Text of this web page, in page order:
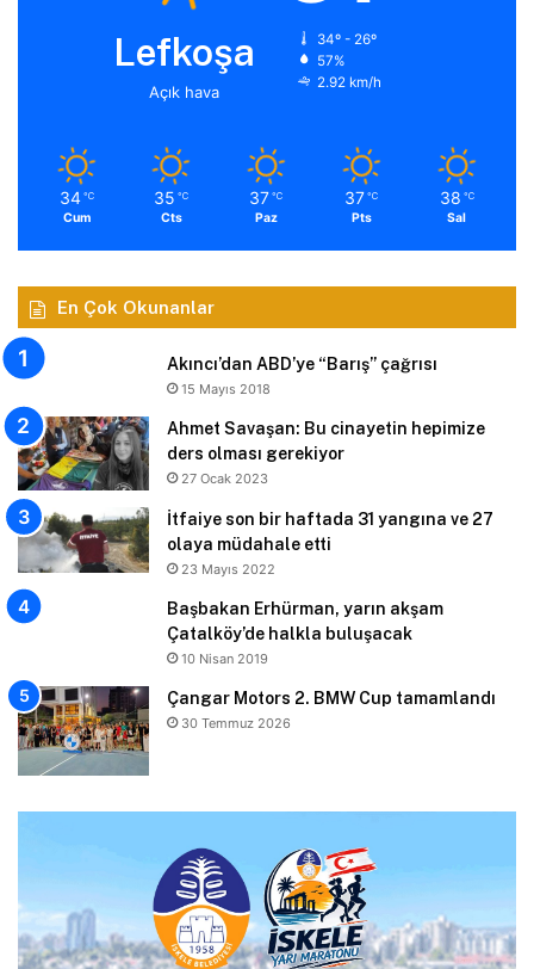
Lefkoşa
Açık hava
34º - 26º
57%
2.92 km/h
34 ℃
Cum
35 ℃
Cts
37 ℃
Paz
37 ℃
Pts
38 ℃
Sal
En Çok Okunanlar
Akıncı’dan ABD’ye “Barış” çağrısı
15 Mayıs 2018
Ahmet Savaşan: Bu cinayetin hepimize
ders olması gerekiyor
27 Ocak 2023
İtfaiye son bir haftada 31 yangına ve 27
olaya müdahale etti
23 Mayıs 2022
Başbakan Erhürman, yarın akşam
Çatalköy’de halkla buluşacak
10 Nisan 2019
Çangar Motors 2. BMW Cup tamamlandı
30 Temmuz 2026